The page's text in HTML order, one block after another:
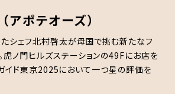
ポテオーズ）
シェフ北村啓太が母国で挑む新たなフ
虎ノ門ヒルズステーションの49Fにお店を
イド東京2025において一つ星の評価を